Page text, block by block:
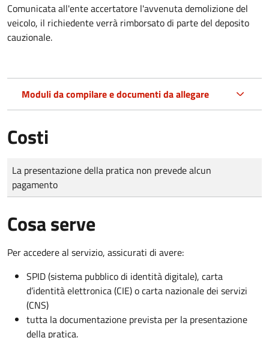
Comunicata all'ente accertatore l'avvenuta demolizione del
veicolo, il richiedente verrà rimborsato di parte del deposito
cauzionale.
Moduli da compilare e documenti da allegare
Costi
Tipo di pagamento
Importo
La presentazione della pratica non prevede alcun
pagamento
Cosa serve
Per accedere al servizio, assicurati di avere:
SPID (sistema pubblico di identità digitale), carta
d’identità elettronica (CIE) o carta nazionale dei servizi
(CNS)
tutta la documentazione prevista per la presentazione
della pratica.